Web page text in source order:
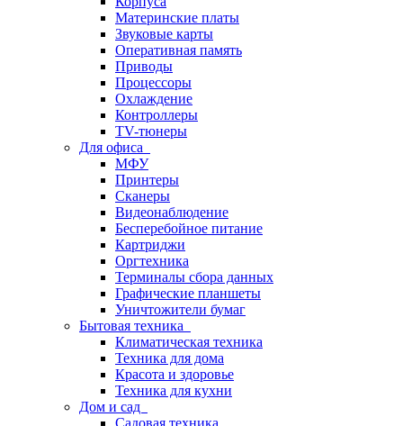
Материнские платы
Звуковые карты
Оперативная память
Приводы
Процессоры
Охлаждение
Контроллеры
TV-тюнеры
Для офиса
МФУ
Принтеры
Сканеры
Видеонаблюдение
Бесперебойное питание
Картриджи
Оргтехника
Терминалы сбора данных
Графические планшеты
Уничтожители бумаг
Бытовая техника
Климатическая техника
Техника для дома
Красота и здоровье
Техника для кухни
Дом и сад
Садовая техника